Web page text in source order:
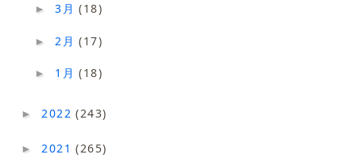
►3月(18)
► 2月(17)
► 1月(18)
► 2022(243)
► 2021(265)